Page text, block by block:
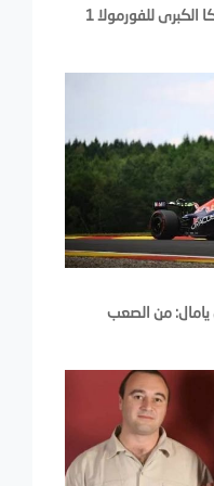
انطلاق التجارب التأهيلية لجائزة بلجيكا الكبرى للفورمولا 1
يامال: من الصعب